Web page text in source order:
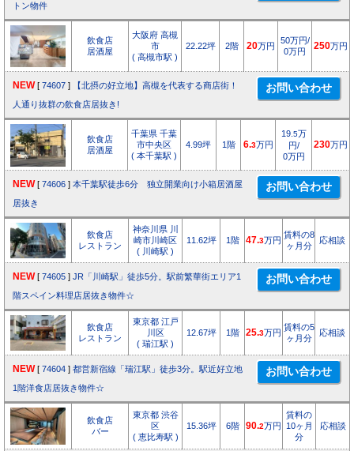
トン物件
飲食店
居酒屋
大阪府 高槻
市
( 高槻市駅 )
22.22坪 2階 20万円
50万円/
0万円
250万円
NEW [ 74607 ]
【北摂の好立地】高槻を代表する商店街！
人通り抜群の飲食店居抜き!
飲食店
居酒屋
千葉県 千葉
市中央区
( 本千葉駅 )
4.99坪 1階 6.3万円
19.5万
円/
0万円
230万円
NEW [ 74606 ] 本千葉駅徒歩6分 独立開業向け小箱居酒屋
居抜き
飲食店
レストラン
神奈川県 川
崎市川崎区
( 川崎駅 )
11.62坪 1階 47.3万円
賃料の8
ヶ月分
応相談
NEW [ 74605 ] JR「川崎駅」徒歩5分。駅前繁華街エリア1
階スペイン料理店居抜き物件☆
飲食店
レストラン
東京都 江戸
川区
( 瑞江駅 )
12.67坪 1階 25.3万円
賃料の5
ヶ月分
応相談
NEW [ 74604 ] 都営新宿線「瑞江駅」徒歩3分。駅近好立地
1階洋食店居抜き物件☆
飲食店
バー
東京都 渋谷
区
( 恵比寿駅 )
15.36坪 6階 90.2万円
賃料の
10ヶ月
分
応相談